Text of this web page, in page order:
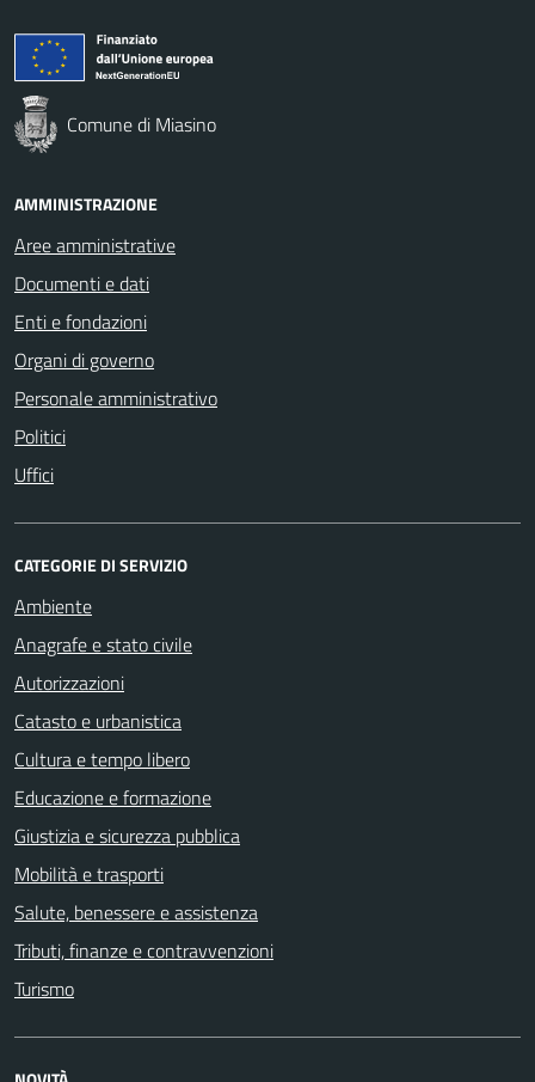
Comune di Miasino
AMMINISTRAZIONE
Aree amministrative
Documenti e dati
Enti e fondazioni
Organi di governo
Personale amministrativo
Politici
Uffici
CATEGORIE DI SERVIZIO
Ambiente
Anagrafe e stato civile
Autorizzazioni
Catasto e urbanistica
Cultura e tempo libero
Educazione e formazione
Giustizia e sicurezza pubblica
Mobilità e trasporti
Salute, benessere e assistenza
Tributi, finanze e contravvenzioni
Turismo